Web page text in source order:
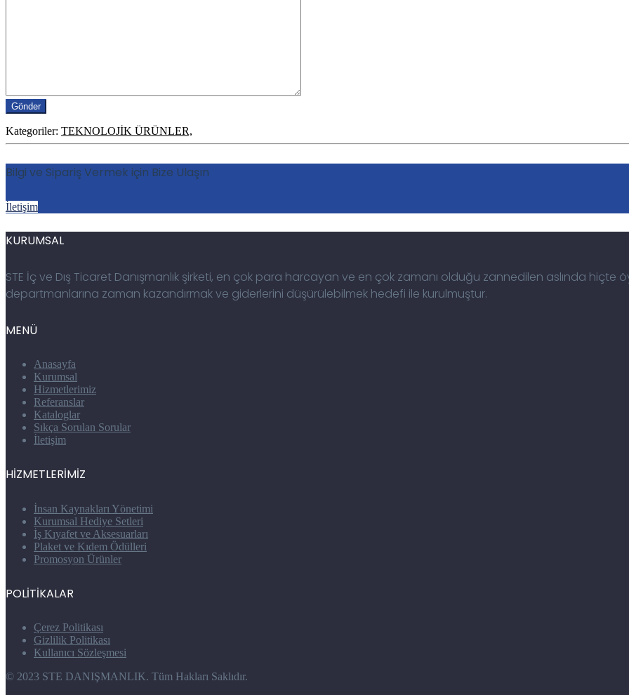
Kategoriler: TEKNOLOJİK ÜRÜNLER,
Bilgi ve Sipariş Vermek için Bize Ulaşın
İletişim
KURUMSAL
STE İç ve Dış Ticaret Danışmanlık şirketi, en çok para harcayan ve en çok zamanı olduğu zannedilen aslında hiçte
departmanlarına zaman kazandırmak ve giderlerini düşürülebilmek hedefi ile kurulmuştur.
MENÜ
Anasayfa
Kurumsal
Hizmetlerimiz
Referanslar
Kataloglar
Sıkça Sorulan Sorular
İletişim
HİZMETLERİMİZ
İnsan Kaynakları Yönetimi
Kurumsal Hediye Setleri
İş Kıyafet ve Aksesuarları
Plaket ve Kıdem Ödülleri
Promosyon Ürünler
POLİTİKALAR
Çerez Politikası
Gizlilik Politikası
Kullanıcı Sözleşmesi
© 2023 STE DANIŞMANLIK. Tüm Hakları Saklıdır.